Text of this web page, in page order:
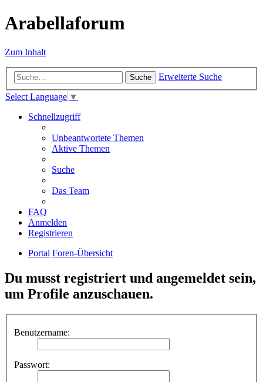
Arabellaforum
Zum Inhalt
Suche
Erweiterte Suche
Select Language ▼
Schnellzugriff
Unbeantwortete Themen
Aktive Themen
Suche
Das Team
FAQ
Anmelden
Registrieren
Portal Foren-Übersicht
Du musst registriert und angemeldet sein,
um Profile anzuschauen.
Benutzername:
Passwort: